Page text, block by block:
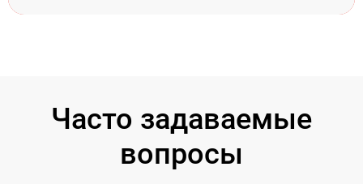
Часто задаваемые
вопросы